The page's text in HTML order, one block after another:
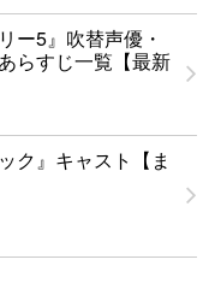
ー5』吹替声優・
らすじ一覧【最新
ク』キャスト【ま